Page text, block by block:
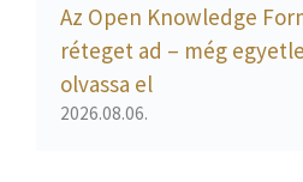
Az Open Knowledge
réteget ad – még
olvassa el
2026.08.06.